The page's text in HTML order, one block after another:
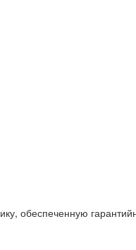
обеспеченную